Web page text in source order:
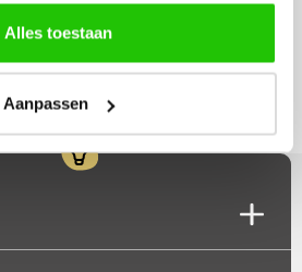
Alles toestaan
Aanpassen
In winkelwagen